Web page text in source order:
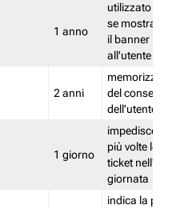
1 anno
utilizzato per
se mostrare
il banner
all'utente
2 anni
memorizza
del
dell'utente
1 giorno
impedisce di
più volte lo
ticket
giornata
indica la